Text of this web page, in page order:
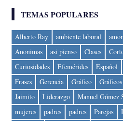
TEMAS POPULARES
Alberto Ray ambiente laboral amor
Anonimas
asi pienso Clases
Curiosidades
Efemérides Español
Frases
Gerencia Gráfico Gráficos
Jaimito
Liderazgo Manuel Gómez
mujeres
padres padres Parejas